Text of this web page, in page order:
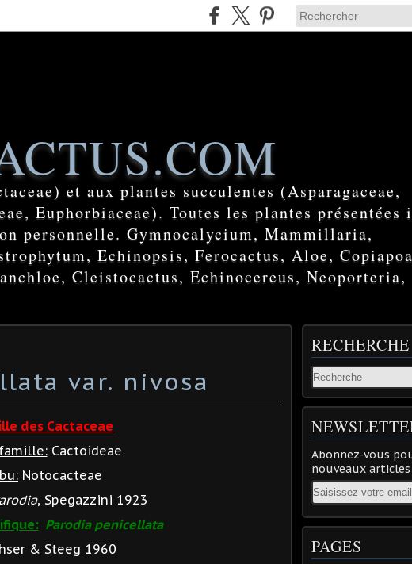
et aux plantes succulentes (Asparagaceae,
Euphorbiaceae). Toutes les plantes présentées
personnelle. Gymnocalycium, Mammillaria,
Echinopsis, Ferocactus, Aloe,
Cleistocactus, Echinocereus, Neoporteria,
var. nivosa
des Cactaceae
Cactoideae
Notocacteae
, Spegazzini 1923
Parodia penicellata
& Steeg 1960
RECHERCHE
Abonnez-vous
nouveaux
Email
PAGES